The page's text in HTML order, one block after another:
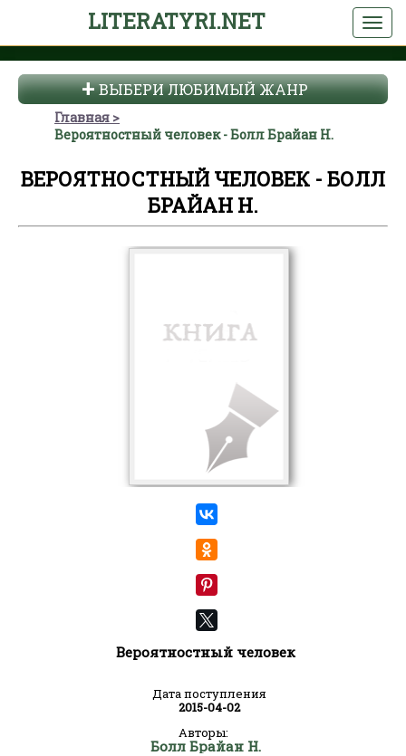
LITERATYRI.NET
ВЫБЕРИ ЛЮБИМЫЙ ЖАНР
Главная
Вероятностный человек - Болл Брайан Н.
ВЕРОЯТНОСТНЫЙ ЧЕЛОВЕК - БОЛЛ
БРАЙАН Н.
Вероятностный человек
Дата поступления
2015-04-02
Авторы:
Болл Брайан Н.